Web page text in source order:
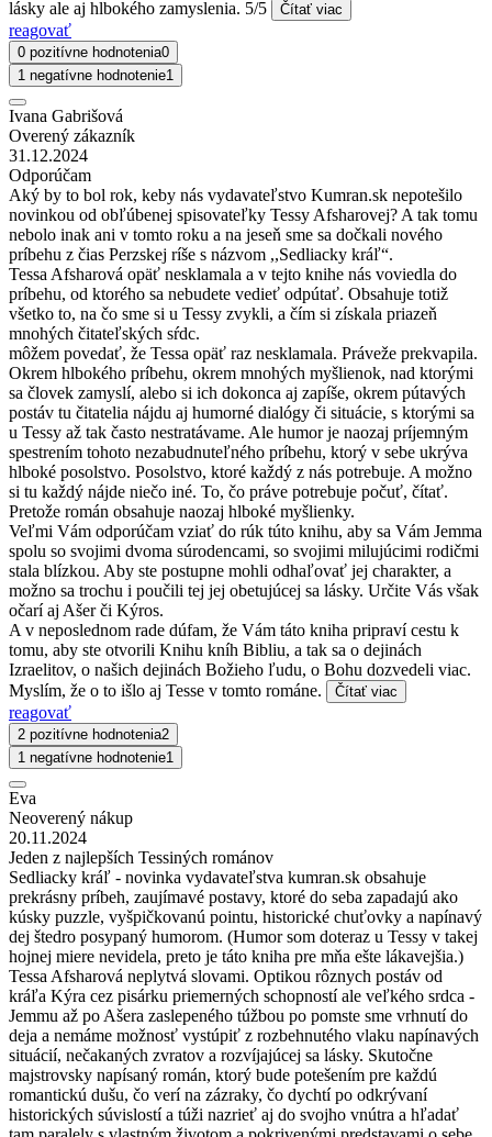
lásky ale aj hlbokého zamyslenia. 5/5
Čítať viac
reagovať
0 pozitívne hodnotenia0
1 negatívne hodnotenie1
Ivana Gabrišová
Overený zákazník
31.12.2024
Odporúčam
Aký by to bol rok, keby nás vydavateľstvo Kumran.sk nepotešilo
novinkou od obľúbenej spisovateľky Tessy Afsharovej? A tak tomu
nebolo inak ani v tomto roku a na jeseň sme sa dočkali nového
príbehu z čias Perzskej ríše s názvom ,,Sedliacky kráľ“.
Tessa Afsharová opäť nesklamala a v tejto knihe nás voviedla do
príbehu, od ktorého sa nebudete vedieť odpútať. Obsahuje totiž
všetko to, na čo sme si u Tessy zvykli, a čím si získala priazeň
mnohých čitateľských sŕdc.
môžem povedať, že Tessa opäť raz nesklamala. Práveže prekvapila.
Okrem hlbokého príbehu, okrem mnohých myšlienok, nad ktorými
sa človek zamyslí, alebo si ich dokonca aj zapíše, okrem pútavých
postáv tu čitatelia nájdu aj humorné dialógy či situácie, s ktorými sa
u Tessy až tak často nestratávame. Ale humor je naozaj príjemným
spestrením tohoto nezabudnuteľného príbehu, ktorý v sebe ukrýva
hlboké posolstvo. Posolstvo, ktoré každý z nás potrebuje. A možno
si tu každý nájde niečo iné. To, čo práve potrebuje počuť, čítať.
Pretože román obsahuje naozaj hlboké myšlienky.
Veľmi Vám odporúčam vziať do rúk túto knihu, aby sa Vám Jemma
spolu so svojimi dvoma súrodencami, so svojimi milujúcimi rodičmi
stala blízkou. Aby ste postupne mohli odhaľovať jej charakter, a
možno sa trochu i poučili tej jej obetujúcej sa lásky. Určite Vás však
očarí aj Ašer či Kýros.
A v neposlednom rade dúfam, že Vám táto kniha pripraví cestu k
tomu, aby ste otvorili Knihu kníh Bibliu, a tak sa o dejinách
Izraelitov, o našich dejinách Božieho ľudu, o Bohu dozvedeli viac.
Myslím, že o to išlo aj Tesse v tomto románe.
Čítať viac
reagovať
2 pozitívne hodnotenia2
1 negatívne hodnotenie1
Eva
Neoverený nákup
20.11.2024
Jeden z najlepších Tessiných románov
Sedliacky kráľ - novinka vydavateľstva kumran.sk obsahuje
prekrásny príbeh, zaujímavé postavy, ktoré do seba zapadajú ako
kúsky puzzle, vyšpičkovanú pointu, historické chuťovky a napínavý
dej štedro posypaný humorom. (Humor som doteraz u Tessy v takej
hojnej miere nevidela, preto je táto kniha pre mňa ešte lákavejšia.)
Tessa Afsharová neplytvá slovami. Optikou rôznych postáv od
kráľa Kýra cez pisárku priemerných schopností ale veľkého srdca -
Jemmu až po Ašera zaslepeného túžbou po pomste sme vrhnutí do
deja a nemáme možnosť vystúpiť z rozbehnutého vlaku napínavých
situácií, nečakaných zvratov a rozvíjajúcej sa lásky. Skutočne
majstrovsky napísaný román, ktorý bude potešením pre každú
romantickú dušu, čo verí na zázraky, čo dychtí po odkrývaní
historických súvislostí a túži nazrieť aj do svojho vnútra a hľadať